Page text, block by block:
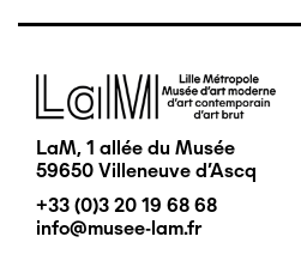
Image
LaM, 1 allée du Musée
59650 Villeneuve d'Ascq
+33 (0)3 20 19 68 68
info@musee-lam.fr